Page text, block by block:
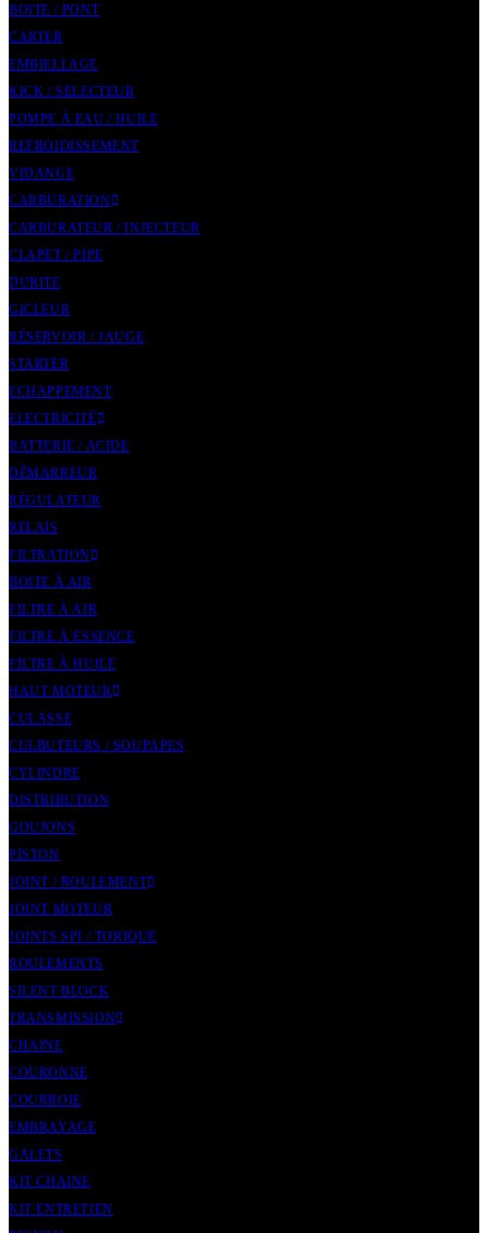
BOITE / PONT
CARTER
EMBIELLAGE
KICK / SELECTEUR
POMPE À EAU / HUILE
REFROIDISSEMENT
VIDANGE
CARBURATION
CARBURATEUR / INJECTEUR
CLAPET / PIPE
DURITE
GICLEUR
RÉSERVOIR / JAUGE
STARTER
ECHAPPEMENT
ELECTRICITÉ
BATTERIE / ACIDE
DÉMARREUR
RÉGULATEUR
RELAIS
FILTRATION
BOITE À AIR
FILTRE À AIR
FILTRE À ESSENCE
FILTRE À HUILE
HAUT MOTEUR
CULASSE
CULBUTEURS / SOUPAPES
CYLINDRE
DISTRIBUTION
GOUJONS
PISTON
JOINT / ROULEMENT
JOINT MOTEUR
JOINTS SPI / TORIQUE
ROULEMENTS
SILENT BLOCK
TRANSMISSION
CHAINE
COURONNE
COURROIE
EMBRAYAGE
GALETS
KIT CHAINE
KIT ENTRETIEN